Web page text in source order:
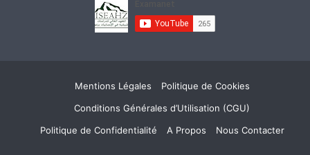
Mentions Légales
Politique de Cookies
Conditions Générales d’Utilisation (CGU)
Politique de Confidentialité
A Propos Nous Contacter